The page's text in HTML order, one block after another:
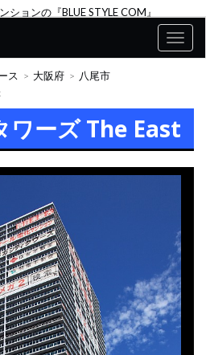
ションの『BLUE STYLE COM』
ス 大阪府
八尾市
ワーズ The East